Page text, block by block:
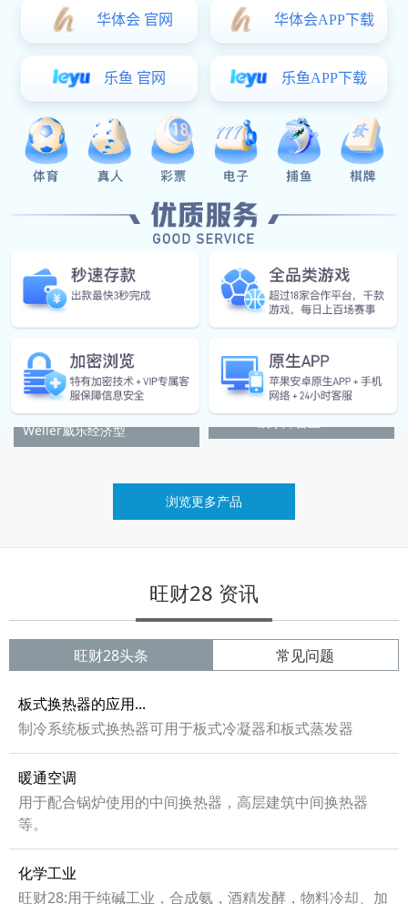
进口稳压阀 流量控制阀
Weller威乐WSD81i
Weller威乐经济型
浏览更多产品
旺财28 资讯
旺财28头条 常见问题
板式换热器的应用...
制冷系统板式换热器可用于板式冷凝器和板式蒸发器
暖通空调
用于配合锅炉使用的中间换热器，高层建筑中间换热器
等。
化学工业
旺财28:用于纯碱工业，合成氨，酒精发酵，物料冷却、加